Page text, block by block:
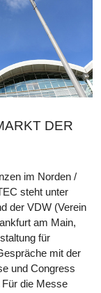
DER
im Norden /
steht unter
der VDW (Verein
am Main,
für
mit der
und Congress
die Messe